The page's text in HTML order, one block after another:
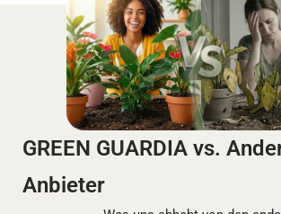
GREEN GUARDIA vs.
Anbieter